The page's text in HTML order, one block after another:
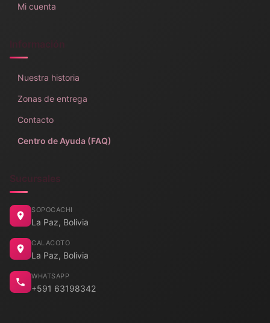
Mi cuenta
Información
Nuestra historia
Zonas de entrega
Contacto
Centro de Ayuda (FAQ)
Sucursales
SOPOCACHI
La Paz, Bolivia
CALACOTO
La Paz, Bolivia
WHATSAPP
+591 63198342